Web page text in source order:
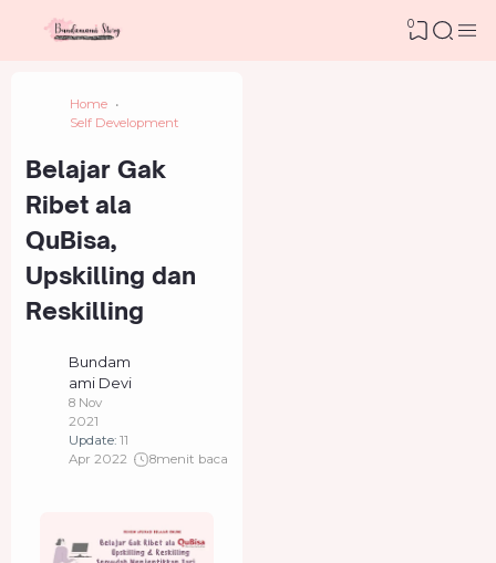
0
Home
Self Development
Belajar Gak
Ribet ala
QuBisa,
Upskilling dan
Reskilling
Bundam
ami Devi
8 Nov
2021
Update: 11
Apr 2022
8menit baca